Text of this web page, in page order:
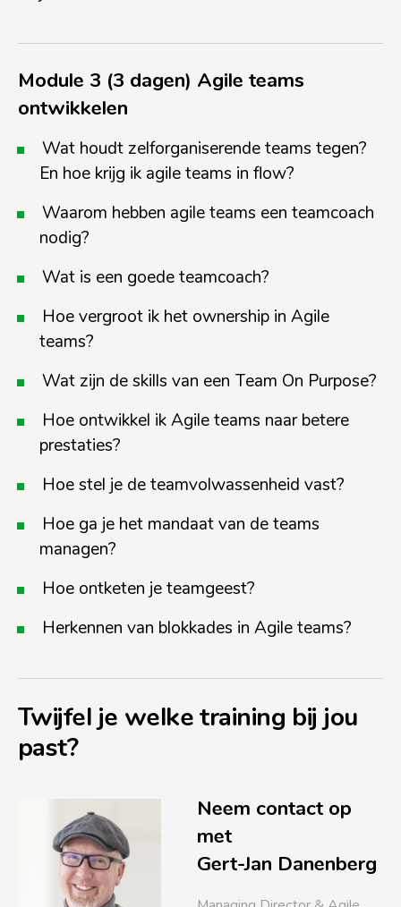
Module 3 (3 dagen) Agile teams
ontwikkelen
Wat houdt zelforganiserende teams tegen?
En hoe krijg ik agile teams in flow?
Waarom hebben agile teams een teamcoach
nodig?
Wat is een goede teamcoach?
Hoe vergroot ik het ownership in Agile
teams?
Wat zijn deskills van een Team On Purpose?
Hoe ontwikkel ik Agile teams naar betere
prestaties?
Hoe stel je de teamvolwassenheid vast?
Hoe ga je het mandaat van de teams
managen?
Hoe ontketen je teamgeest?
Herkennen van blokkades in Agile teams?
Twijfel je welke training bij jou
past?
Neem contact op
met
Gert-Jan Danenberg